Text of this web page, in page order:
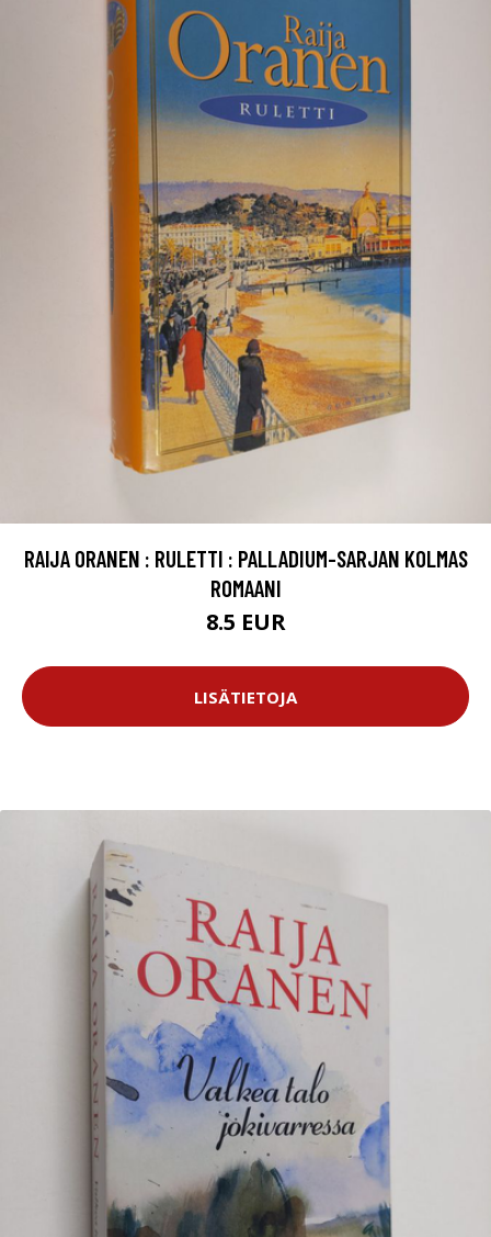
RAIJA ORANEN : RULETTI : PALLADIUM-SARJAN KOLMAS
ROMAANI
8.5 EUR
LISÄTIETOJA